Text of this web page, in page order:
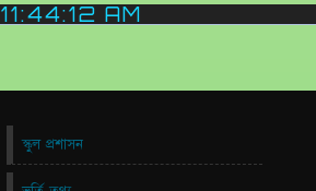
11:44:13 AM
স্কুল প্রশাসন